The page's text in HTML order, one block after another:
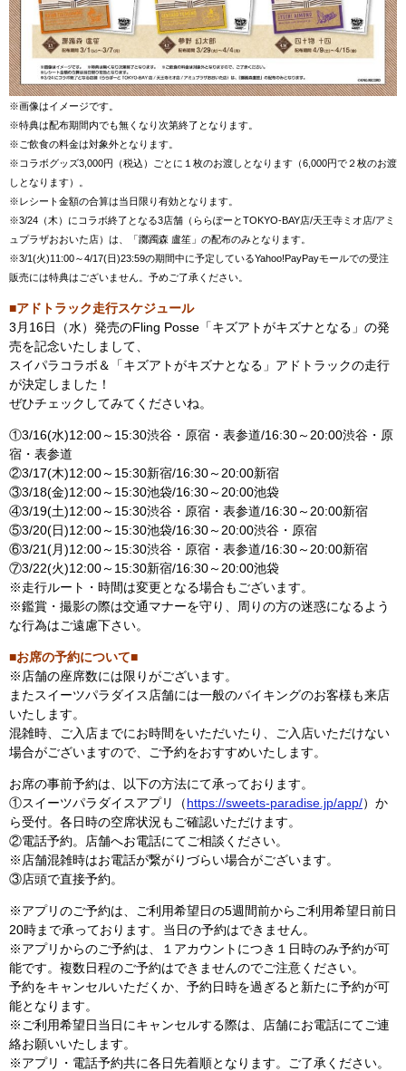
※画像はイメージです。
※特典は配布期間内でも無くなり次第終了となります。
※ご飲食の料金は対象外となります。
※コラボグッズ3,000円（税込）ごとに１枚のお渡しとなります（6,000円で２枚のお渡
しとなります）。
※レシート金額の合算は当日限り有効となります。
※3/24（木）にコラボ終了となる3店舗（ららぽーとTOKYO-BAY店/天王寺ミオ店/アミ
ュプラザおおいた店）は、「躑躅森 盧笙」の配布のみとなります。
※3/1(火)11:00～4/17(日)23:59の期間中に予定しているYahoo!PayPayモールでの受注
販売には特典はございません。予めご了承ください。
■アドトラック走行スケジュール
3月16日（水）発売のFling Posse「キズアトがキズナとなる」の発
売を記念いたしまして、
スイパラコラボ＆「キズアトがキズナとなる」アドトラックの走行
が決定しました！
ぜひチェックしてみてくださいね。
①3/16(水)12:00～15:30渋谷・原宿・表参道/16:30～20:00渋谷・原
宿・表参道
②3/17(木)12:00～15:30新宿/16:30～20:00新宿
③3/18(金)12:00～15:30池袋/16:30～20:00池袋
④3/19(土)12:00～15:30渋谷・原宿・表参道/16:30～20:00新宿
⑤3/20(日)12:00～15:30池袋/16:30～20:00渋谷・原宿
⑥3/21(月)12:00～15:30渋谷・原宿・表参道/16:30～20:00新宿
⑦3/22(火)12:00～15:30新宿/16:30～20:00池袋
※走行ルート・時間は変更となる場合もございます。
※鑑賞・撮影の際は交通マナーを守り、周りの方の迷惑になるよう
な行為はご遠慮下さい。
■お席の予約について■
※店舗の座席数には限りがございます。
またスイーツパラダイス店舗には一般のバイキングのお客様も来店
いたします。
混雑時、ご入店までにお時間をいただいたり、ご入店いただけない
場合がございますので、ご予約をおすすめいたします。
お席の事前予約は、以下の方法にて承っております。
①スイーツパラダイスアプリ（https://sweets-paradise.jp/app/）か
ら受付。各日時の空席状況もご確認いただけます。
②電話予約。店舗へお電話にてご相談ください。
※店舗混雑時はお電話が繋がりづらい場合がございます。
③店頭で直接予約。
※アプリのご予約は、ご利用希望日の5週間前からご利用希望日前日
20時まで承っております。当日の予約はできません。
※アプリからのご予約は、１アカウントにつき１日時のみ予約が可
能です。複数日程のご予約はできませんのでご注意ください。
予約をキャンセルいただくか、予約日時を過ぎると新たに予約が可
能となります。
※ご利用希望日当日にキャンセルする際は、店舗にお電話にてご連
絡お願いいたします。
※アプリ・電話予約共に各日先着順となります。ご了承ください。